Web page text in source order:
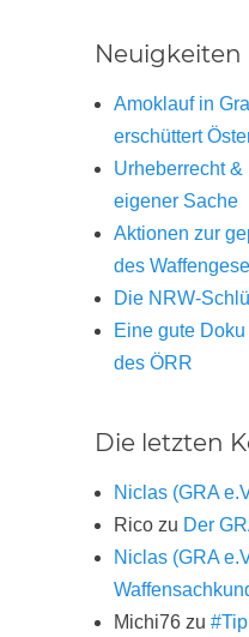
Neuigkeiten
Amoklauf in
erschüttert
Urheberrecht
eigener Sache
Aktionen zur
des
Die NRW-
Eine gute
des ÖRR
Die letzten
Niclas (GRA
Rico zu Der
Niclas (GRA
Michi76 zu